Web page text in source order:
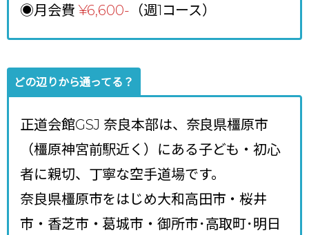
◉月会費 ¥6,600- （週1コース）
どの辺りから通ってる？
正道会館GSJ 奈良本部は、奈良県橿原市
（橿原神宮前駅近く）にある子ども・初心
者に親切、丁寧な空手道場です。
奈良県橿原市をはじめ大和高田市・桜井
市・香芝市・葛城市・御所市･高取町･明日